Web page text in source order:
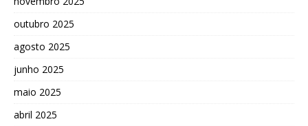
outubro 2025
agosto 2025
junho 2025
maio 2025
abril 2025